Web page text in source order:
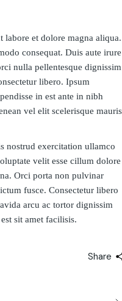
et dolore magna aliqua.
consequat. Duis aute irure
nulla pellentesque dignissim
libero. Ipsum
in est ante in nibh
vel elit scelerisque mauris
nostrud exercitation ullamco
velit esse cillum dolore
Orci porta non pulvinar
fusce. Consectetur libero
arcu ac tortor dignissim
sit amet facilisis.
Share